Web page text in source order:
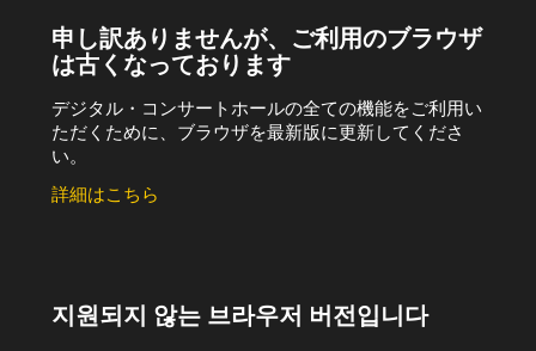
申し訳ありませんが、ご利用のブラウザ
は古くなっております
デジタル・コンサートホールの全ての機能をご利用い
ただくために、ブラウザを最新版に更新してくださ
い。
詳細はこちら
지원되지 않는 브라우저 버전입니다